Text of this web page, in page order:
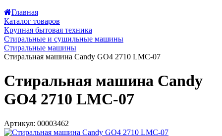
Главная
Каталог товаров
Крупная бытовая техника
Стиральные и сушильные машины
Стиральные машины
Стиральная машина Candy GO4 2710 LMC-07
Стиральная машина Candy
GO4 2710 LMC-07
Артикул: 00003462